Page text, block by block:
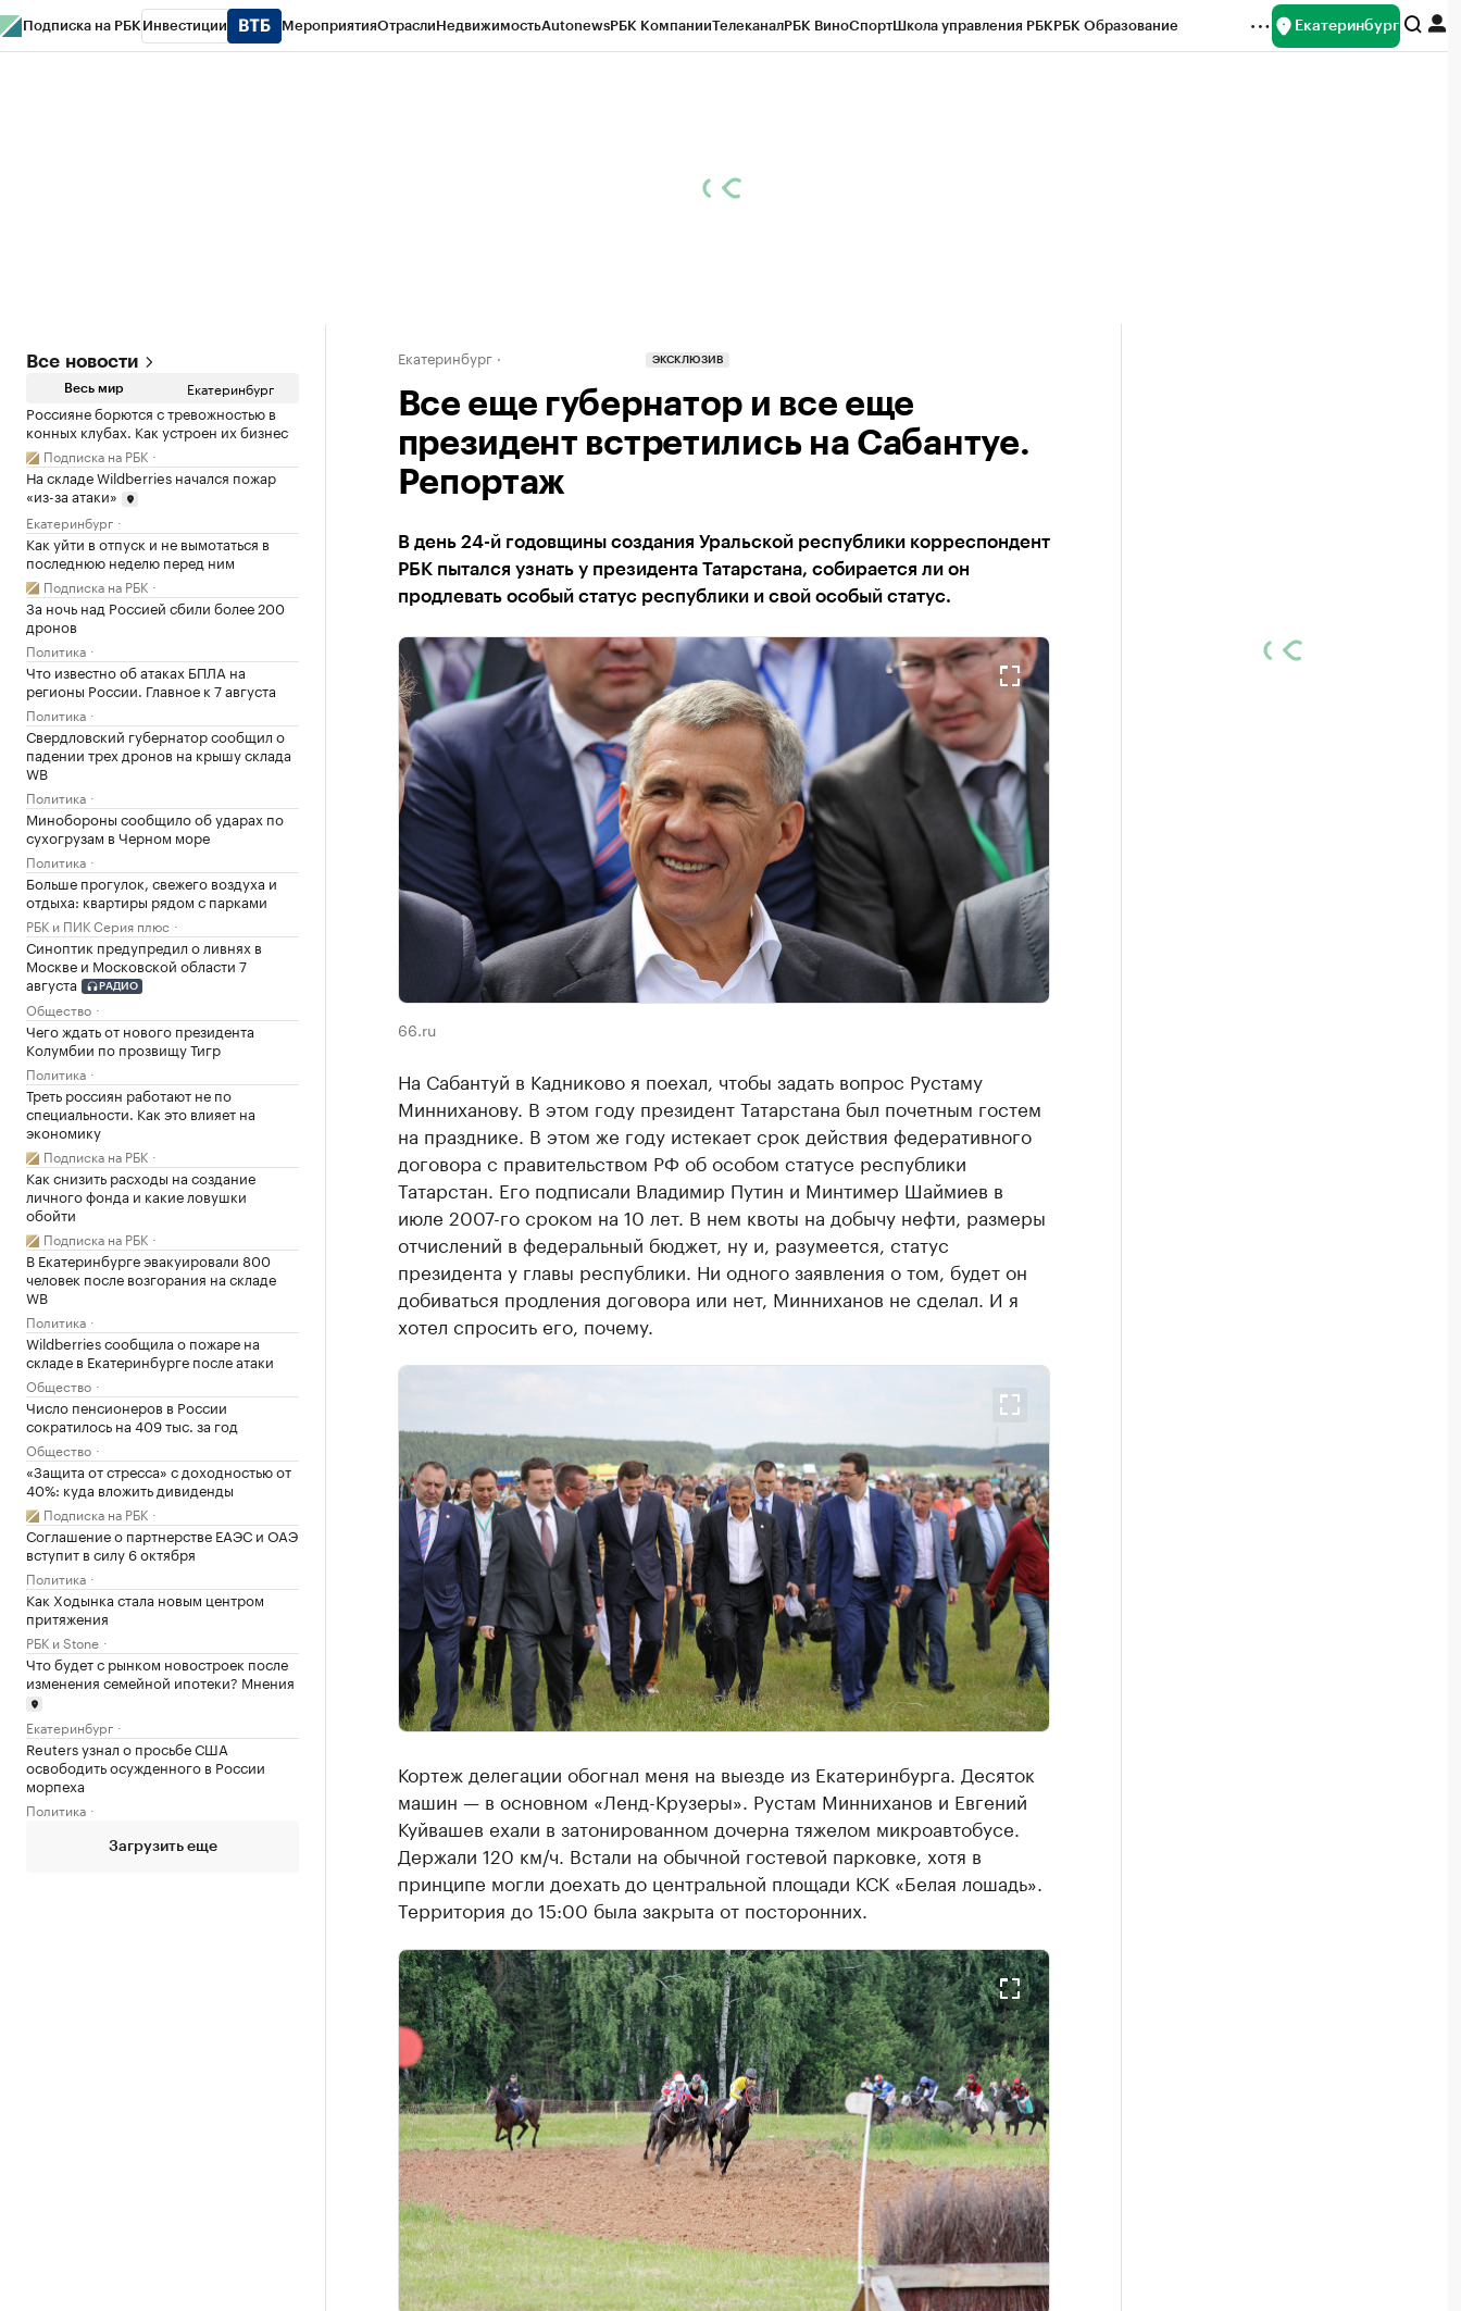
Подписка на РБК Инвестиции МероприятияОтраслиНедвижимостьAutonewsРБК КомпанииТелеканалРБК ВиноСпортШкола управления РБКРБК Образование Екатеринбург
Все новости
Весь мир Екатеринбург
Россияне борются с тревожностью в
конных клубах. Как устроен их бизнес
Подписка на РБК
На складе Wildberries начался пожар
«из-за атаки»
Екатеринбург
Как уйти в отпуск и не вымотаться в
последнюю неделю перед ним
Подписка на РБК
За ночь над Россией сбили более 200
дронов
Политика
Что известно об атаках БПЛА на
регионы России. Главное к 7 августа
Политика
Свердловский губернатор сообщил о
падении трех дронов на крышу склада
WB
Политика
Минобороны сообщило об ударах по
сухогрузам в Черном море
Политика
Больше прогулок, свежего воздуха и
отдыха: квартиры рядом с парками
РБК и ПИК Серия плюс
Синоптик предупредил о ливнях в
Москве и Московской области 7
августа
РАДИО
Общество
Чего ждать от нового президента
Колумбии по прозвищу Тигр
Политика
Треть россиян работают не по
специальности. Как это влияет на
экономику
Подписка на РБК
Как снизить расходы на создание
личного фонда и какие ловушки
обойти
Подписка на РБК
В Екатеринбурге эвакуировали 800
человек после возгорания на складе
WB
Политика
Wildberries сообщила о пожаре на
складе в Екатеринбурге после атаки
Общество
Число пенсионеров в России
сократилось на 409 тыс. за год
Общество
«Защита от стресса» с доходностью от
40%: куда вложить дивиденды
Подписка на РБК
Соглашение о партнерстве ЕАЭС и ОАЭ
вступит в силу 6 октября
Политика
Как Ходынка стала новым центром
притяжения
РБК и Stone
Что будет с рынком новостроек после
изменения семейной ипотеки? Мнения
Екатеринбург
Reuters узнал о просьбе США
освободить осужденного в России
морпеха
Политика
Загрузить еще
Екатеринбург ЭКСКЛЮЗИВ
Все еще губернатор и все еще
президент встретились на Сабантуе.
Репортаж
В день 24-й годовщины создания Уральской республики корреспондент
РБК пытался узнать у президента Татарстана, собирается ли он
продлевать особый статус республики и свой особый статус.
66.ru
На Сабантуй в Кадниково я поехал, чтобы задать вопрос Рустаму
Минниханову. В этом году президент Татарстана был почетным гостем
на празднике. В этом же году истекает срок действия федеративного
договора с правительством РФ об особом статусе республики
Татарстан. Его подписали Владимир Путин и Минтимер Шаймиев в
июле 2007-го сроком на 10 лет. В нем квоты на добычу нефти, размеры
отчислений в федеральный бюджет, ну и, разумеется, статус
президента у главы республики. Ни одного заявления о том, будет он
добиваться продления договора или нет, Минниханов не сделал. И я
хотел спросить его, почему.
Кортеж делегации обогнал меня на выезде из Екатеринбурга. Десяток
машин — в основном «Ленд-Крузеры». Рустам Минниханов и Евгений
Куйвашев ехали в затонированном дочерна тяжелом микроавтобусе.
Держали 120 км/ч. Встали на обычной гостевой парковке, хотя в
принципе могли доехать до центральной площади КСК «Белая лошадь».
Территория до 15:00 была закрыта от посторонних.